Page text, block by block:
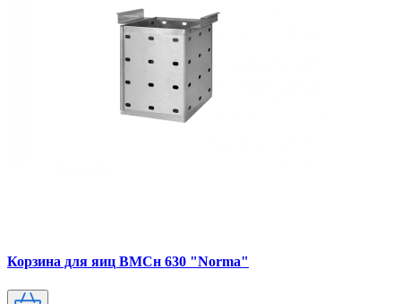
Корзина для яиц ВМСн 630 "Norma"